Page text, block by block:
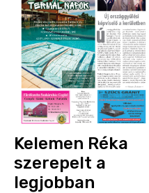
Kelemen Réka
szerepelt a
legjobban